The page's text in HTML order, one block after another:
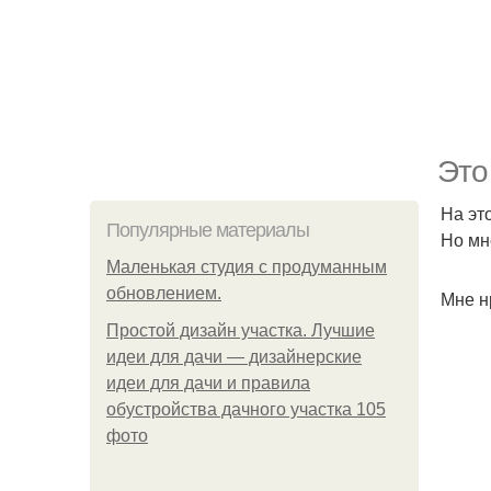
Популярные материалы
Маленькая студия с продуманным
обновлением.
Простой дизайн участка. Лучшие
идеи для дачи — дизайнерские
идеи для дачи и правила
обустройства дачного участка 105
фото
На
Но
Мне